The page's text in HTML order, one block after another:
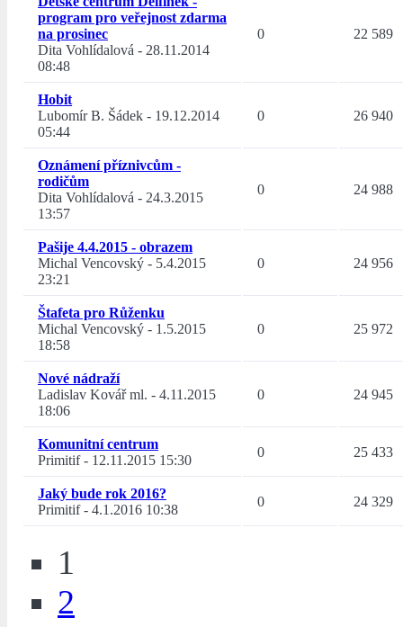
program pro veřejnost zdarma
na prosinec
Dita Vohlídalová - 28.11.2014
08:48
0 22 589
Hobit
Lubomír B. Šádek - 19.12.2014
05:44
0 26 940
Oznámení příznivcům -
rodičům
Dita Vohlídalová - 24.3.2015
13:57
0 24 988
Pašije 4.4.2015 - obrazem
Michal Vencovský - 5.4.2015
23:21
0 24 956
Štafeta pro Růženku
Michal Vencovský - 1.5.2015
18:58
0 25 972
Nové nádraží
Ladislav Kovář ml. - 4.11.2015
18:06
0 24 945
Komunitní centrum
Primitif- 12.11.2015 15:30
0 25 433
Jaký bude rok 2016?
Primitif- 4.1.2016 10:38
0 24 329
1
2